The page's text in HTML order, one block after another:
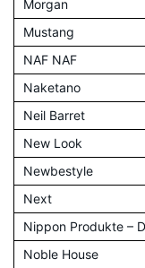
Morgan
Mustang
NAF NAF
Naketano
Neil Barret
New Look
Newbestyle
Next
Nippon Produkte –
Noble House